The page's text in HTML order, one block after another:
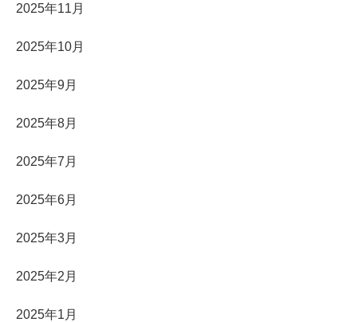
2025年11月
2025年10月
2025年9月
2025年8月
2025年7月
2025年6月
2025年3月
2025年2月
2025年1月